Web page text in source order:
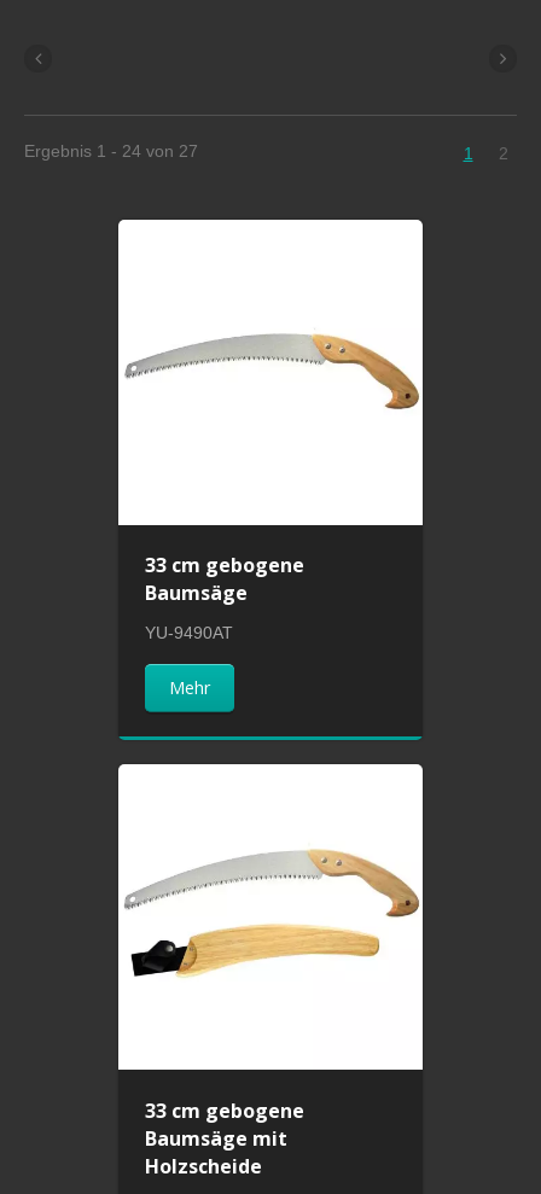
Ergebnis 1 - 24 von 27 1 2
33 cm gebogene
Baumsäge
YU-9490AT
Mehr
33 cm gebogene
Baumsäge mit
Holzscheide